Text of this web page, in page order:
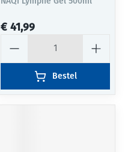
€ 41,99
Bestel